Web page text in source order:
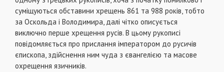
суміщуються обставини хрещень 861 та 988 років, тобто
за Оскольда і Володимира, далі чітко описується
виключно перше хрещення русів. В цьому рукописі
повідомляється про прислання імператором до русичів
єпископа, здійснення ним чуда з євангелією та масове
охрещення язичників.